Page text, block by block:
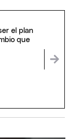
el plan
que